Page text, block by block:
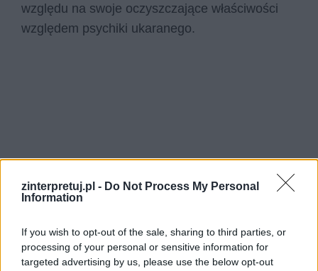
zinterpretuj.pl - Do Not Process My Personal
Information
If you wish to opt-out of the sale, sharing to third parties, or
processing of your personal or sensitive information for
targeted advertising by us, please use the below opt-out
względu na swoje oczyszczające właściwości
względem psychiki ukaranego.